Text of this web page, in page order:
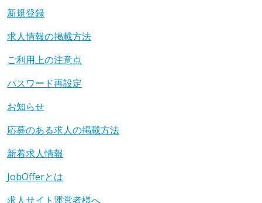
新規登録
求人情報の掲載方法
ご利用上の注意点
パスワード再設定
お知らせ
応募のある求人の掲載方法
新着求人情報
JobOfferとは
求人サイト運営者様へ